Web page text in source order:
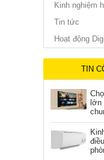
Kinh nghiệm
Tin tức
Hoạt động
TIN
lớn